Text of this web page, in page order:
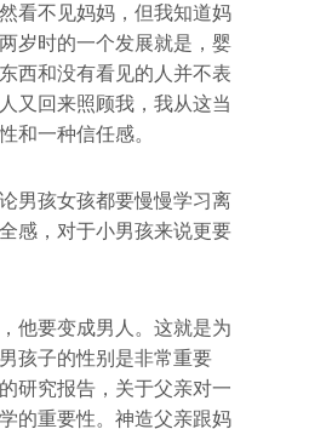
看不见妈妈，但我知道妈
岁时的一个发展就是，婴
西和没有看见的人并不表
又回来照顾我，我从这当
和一种信任感。
男孩女孩都要慢慢学习离
感，对于小男孩来说更要
他要变成男人。这就是为
孩子的性别是非常重要
研究报告，关于父亲对一
的重要性。神造父亲跟妈